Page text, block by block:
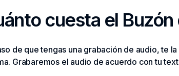
cuesta el Buzón
de que tengas una grabación de audio, te
Grabaremos el audio de acuerdo con tu